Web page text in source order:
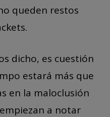
queden restos
dicho, es cuestión
estará más que
en la maloclusión
a notar